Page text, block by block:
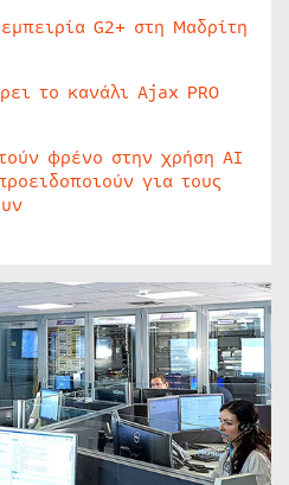
G2+ στη Μαδρίτη
το κανάλι Ajax PRO
φρένο στην χρήση AI
για τους